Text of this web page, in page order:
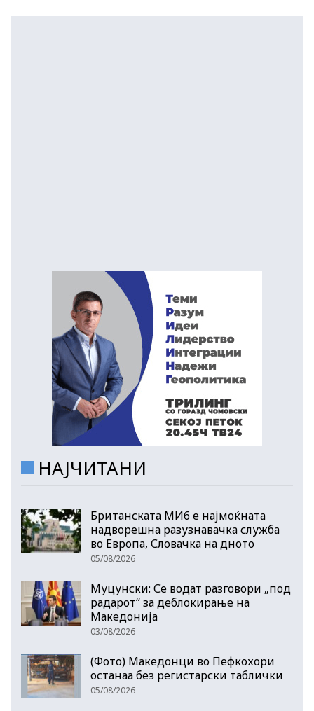
НАЈЧИТАНИ
Британската МИ6 е најмоќната
надворешна разузнавачка служба
во Европа, Словачка на дното
05/08/2026
Муцунски: Се водат разговори „под
радарот“ за деблокирање на
Македонија
03/08/2026
(Фото) Македонци во Пефкохори
останаа без регистарски таблички
05/08/2026